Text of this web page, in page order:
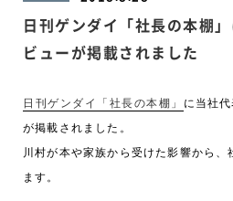
日刊ゲンダイ「社長の本棚
ビューが掲載されました
日刊ゲンダイ「社長の本棚」 に当社
が掲載されました。
川村が本や家族から受けた影響から
ます。